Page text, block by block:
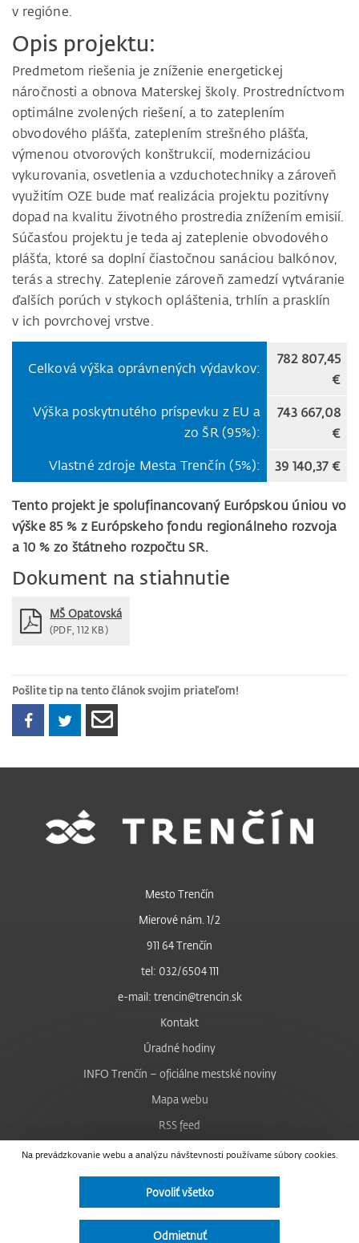
v regióne.
Opis projektu:
Predmetom riešenia je zníženie energetickej
náročnosti a obnova Materskej školy. Prostredníctvom
optimálne zvolených riešení, a to zateplením
obvodového plášťa, zateplením strešného plášťa,
výmenou otvorových konštrukcií, modernizáciou
vykurovania, osvetlenia a vzduchotechniky a zároveň
využitím OZE bude mať realizácia projektu pozitívny
dopad na kvalitu životného prostredia znížením emisií.
Súčasťou projektu je teda aj zateplenie obvodového
plášťa, ktoré sa doplní čiastočnou sanáciou balkónov,
terás a strechy. Zateplenie zároveň zamedzí vytváranie
ďalších porúch v stykoch opláštenia, trhlín a prasklín
v ich povrchovej vrstve.
Celková výška oprávnených výdavkov:
782 807,45
€
Výška poskytnutého príspevku z EU a
zo ŠR (95%):
743 667,08
€
Vlastné zdroje Mesta Trenčín (5%):
39 140,37 €
Tento projekt je spolufinancovaný Európskou úniou vo
výške 85 % z Európskeho fondu regionálneho rozvoja
a 10 % zo štátneho rozpočtu SR.
Dokument na stiahnutie
MŠ Opatovská
(PDF, 112 KB)
Pošlite tip na tento článok svojim priateľom!
Na prevádzkovanie webu a analýzu návštevnosti používame súbory cookies.
Povoliť všetko
Odmietnuť
Mesto Trenčín
Mierové nám. 1/2
911 64 Trenčín
tel: 032/6504 111
e-mail: trencin@trencin.sk
Kontakt
Úradné hodiny
INFO Trenčín – oficiálne mestské noviny
Mapa webu
RSS feed
Nastavenie cookies
Facebook
Instagram